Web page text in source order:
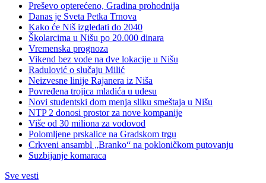
Preševo opterećeno, Gradina prohodnija
Danas je Sveta Petka Trnova
Kako će Niš izgledati do 2040
Školarcima u Nišu po 20.000 dinara
Vremenska prognoza
Vikend bez vode na dve lokacije u Nišu
Radulović o slučaju Milić
Neizvesne linije Rajanera iz Niša
Povređena trojica mladića u udesu
Novi studentski dom menja sliku smeštaja u Nišu
NTP 2 donosi prostor za nove kompanije
Više od 30 miliona za vodovod
Polomljene prskalice na Gradskom trgu
Crkveni ansambl „Branko“ na pokloničkom putovanju
Suzbijanje komaraca
Sve vesti